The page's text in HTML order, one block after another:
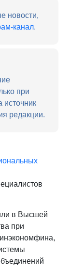
новости,
канал.
при
источник
редакции.
в Высшей
при